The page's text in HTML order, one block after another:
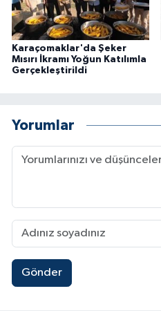
Karaçomaklar'da Şeker
Mısırı İkramı Yoğun Katılımla
Gerçekleştirildi
Yorumlar
Gönder